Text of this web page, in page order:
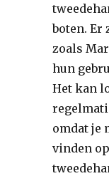
boten. Er
zoals
hun
Het kan
omdat je
vinden